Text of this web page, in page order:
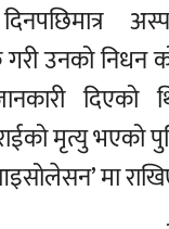
गरी उनको निधन
दिएको
मृत्यु भएको
मा